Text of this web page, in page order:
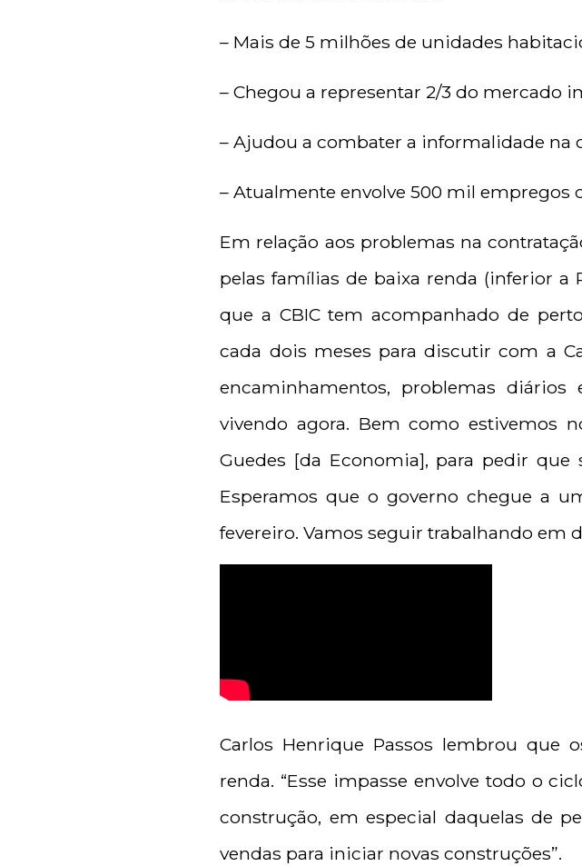
– Mais de 5 milhões de unidades
– Chegou a representar 2/3 do mercado
– Ajudou a combater a informalidade na
– Atualmente envolve 500 mil empregos
Em relação aos problemas na
pelas famílias de baixa renda (inferior a
que a CBIC tem acompanhado de
cada dois meses para discutir com a
encaminhamentos, problemas
vivendo agora. Bem como estivemos
Guedes [da Economia], para pedir que
Esperamos que o governo chegue a
fevereiro. Vamos seguir trabalhando em
Carlos Henrique Passos lembrou que
renda. “Esse impasse envolve todo o
construção, em especial daquelas de
vendas para iniciar novas construções”.